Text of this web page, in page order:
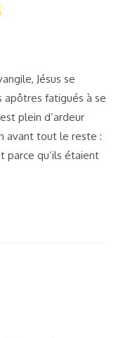
Jésus se
apôtres fatigués à se
plein d’ardeur
avant tout le reste :
parce qu’ils étaient